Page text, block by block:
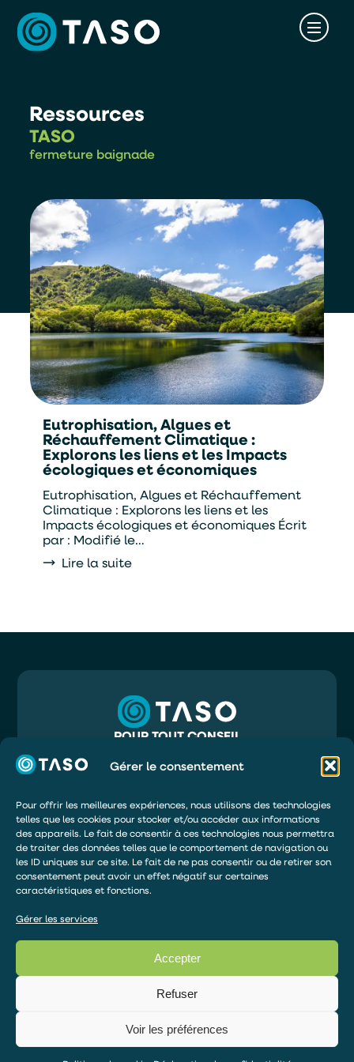
Gérer le consentement
Pour offrir les meilleures expériences, nous utilisons des technologies
telles que les cookies pour stocker et/ou accéder aux informations
des appareils. Le fait de consentir à ces technologies nous permettra
de traiter des données telles que le comportement de navigation ou
les ID uniques sur ce site. Le fait de ne pas consentir ou de retirer son
consentement peut avoir un effet négatif sur certaines
caractéristiques et fonctions.
Gérer les services
Accepter
Refuser
Voir les préférences
Je souhaite être contacter par :
Téléphone Mail
En soumettant ce formulaire, j'accepte que les
informations saisies soient exploitées par TASO
Alternative:
Ressources
TASO
fermeture baignade
Eutrophisation, Algues et
Réchauffement Climatique :
Explorons les liens et les Impacts
écologiques et économiques
Eutrophisation, Algues et Réchauffement
Climatique : Explorons les liens et les
Impacts écologiques et économiques Écrit
par : Modifié le…
Lire la suite
POUR TOUT CONSEIL
INFO@TASO.FR
TASO
33130 BÈGLES
DEMANDER UN DEVIS
ÊTRE RAPPELÉ
DEVENIR DISTRIBUTEUR
© 2026 – TOUS DROITS RÉSERVÉS
Articles TASO
Mentions légales
Gérer le consentement